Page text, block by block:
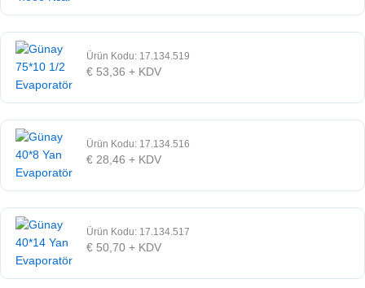
Ürün Kodu: 17.134.519
€ 53,36 + KDV
Ürün Kodu: 17.134.516
€ 28,46 + KDV
Ürün Kodu: 17.134.517
€ 50,70 + KDV